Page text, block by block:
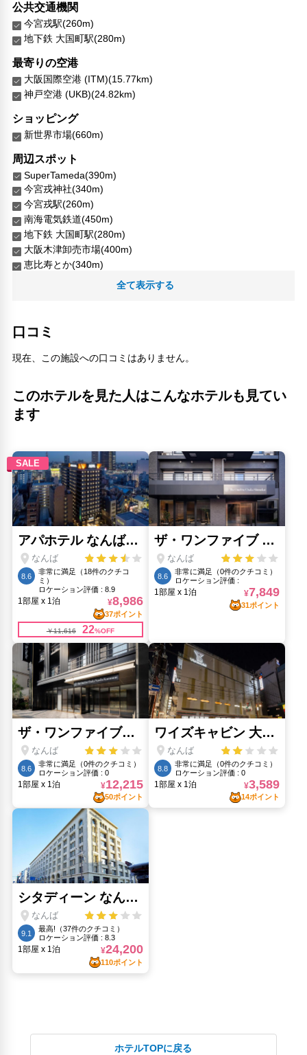
公共交通機関
今宮戎駅(260m)
地下鉄 大国町駅(280m)
最寄りの空港
大阪国際空港 (ITM)(15.77km)
神戸空港 (UKB)(24.82km)
ショッピング
新世界市場(660m)
周辺スポット
SuperTameda(390m)
今宮戎神社(340m)
今宮戎駅(260m)
南海電気鉄道(450m)
地下鉄 大国町駅(280m)
大阪木津卸売市場(400m)
恵比寿とか(340m)
敷津松之宮 大国主神社(460m)
ユニバーサル・スタジオ・ジャパン(6.25km)
大阪城公園(4.4km)
心斎橋筋(1.91km)
梅田スカイビル 空中庭園展望台(5.77km)
ミナミ（難波）(2.93km)
黒門市場(1.44km)
全て表示する
口コミ
現在、この施設への口コミはありません。
このホテルを見た人はこんなホテルも見てい
ます
ホテルTOPに戻る